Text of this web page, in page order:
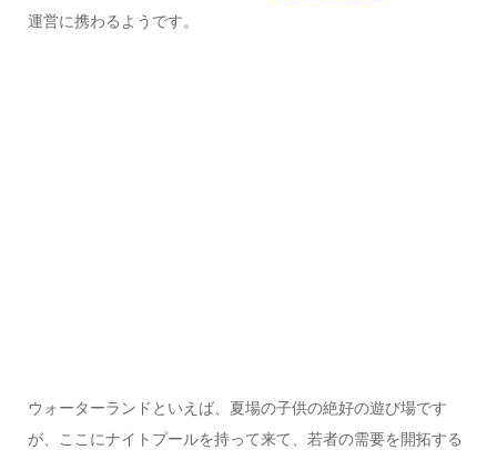
運営に携わるようです。
ウォーターランドといえば、夏場の子供の絶好の遊び場です
が、ここにナイトプールを持って来て、若者の需要を開拓する